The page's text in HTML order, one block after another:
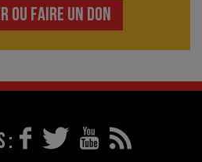
OU FAIRE UN DON
: